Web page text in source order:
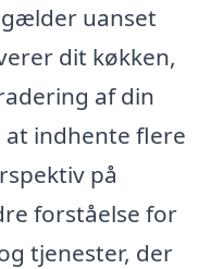
uanset
dit køkken,
af din
indhente flere
på
forståelse for
tjenester, der